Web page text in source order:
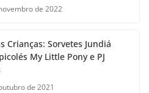
de 2022
Crianças: Sorvetes Jundiá
My Little Pony e PJ
de 2021